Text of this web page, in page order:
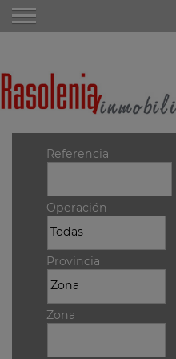
Referencia
Operación
Provincia
Zona